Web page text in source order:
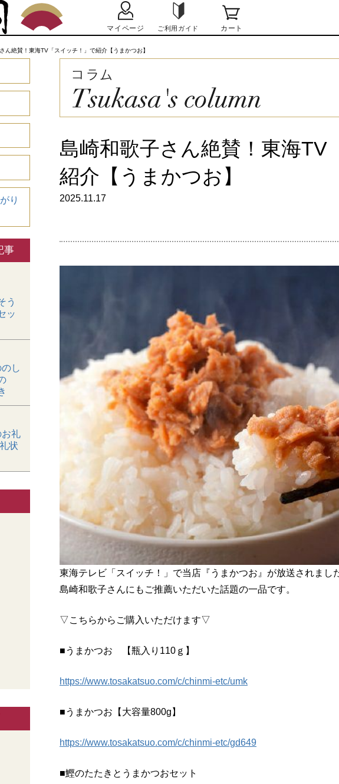
ん絶賛！東海TV「スイッチ！」で紹介【うまかつお】
島崎和歌子さん絶賛！東海TV
紹介【うまかつお】
2025.11.17
東海テレビ「スイッチ！」で当店『うまかつお』が放送されまし
島崎和歌子さんにもご推薦いただいた話題の一品です。
▽こちらからご購入いただけます▽
■うまかつお 【瓶入り110ｇ】
https://www.tosakatsuo.com/c/chinmi-etc/umk
■うまかつお【大容量800g】
https://www.tosakatsuo.com/c/chinmi-etc/gd649
■鰹のたたきとうまかつおセット
り
事
う
ッ
し
お礼
状